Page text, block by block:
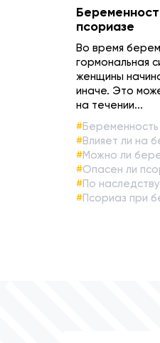
псориазе
Во время
гормональная
женщины
иначе. Это
на течении...
Беременность
Влияет ли на
Можно ли
Опасен ли
По наследству
Псориаз при